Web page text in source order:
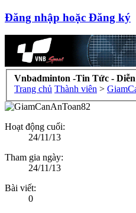
Đăng nhập hoặc Đăng ký
Vnbadminton -Tin Tức -
Trang chủ Thành viên >
Hoạt động cuối:
24/11/13
Tham gia ngày:
24/11/13
Bài viết:
0